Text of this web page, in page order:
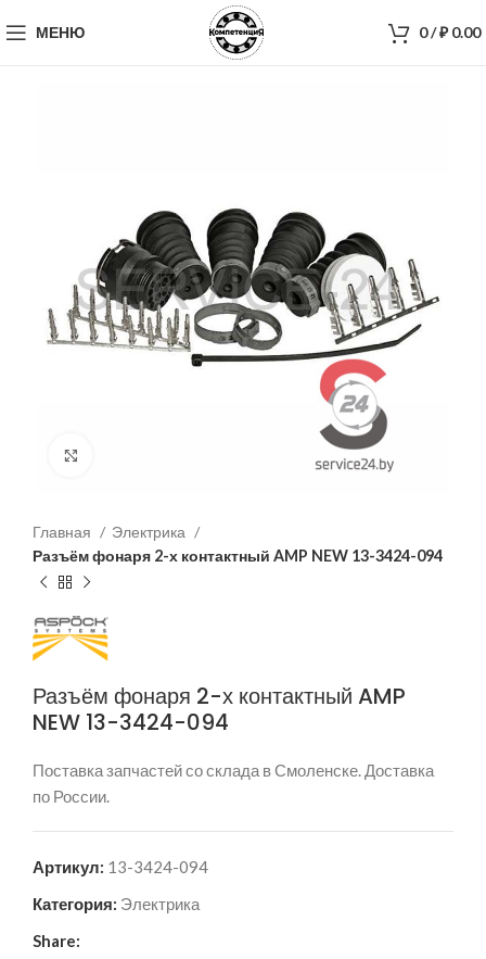
МЕНЮ 0/₽0.00
Главная
Электрика
Разъём фонаря 2-х контактный AMP NEW 13-3424-094
Разъём фонаря 2-х контактный AMP
NEW 13-3424-094
Поставка запчастей со склада в Смоленске. Доставка
по России.
Артикул: 13-3424-094
Категория: Электрика
Share: